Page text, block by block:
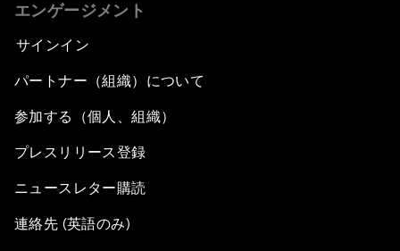
エンゲージメント
サインイン
パートナー（組織）について
参加する（個人、組織）
プレスリリース登録
ニュースレター購読
連絡先 (英語のみ)